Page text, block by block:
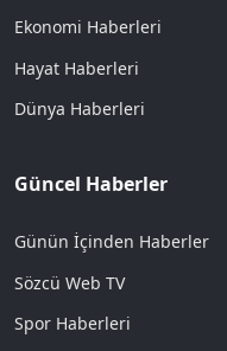
Ekonomi Haberleri
Hayat Haberleri
Dünya Haberleri
Güncel Haberler
Günün İçinden Haberler
Sözcü Web TV
Spor Haberleri